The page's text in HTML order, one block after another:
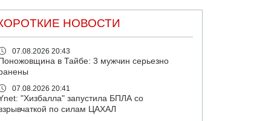
НОВОСТИ
07.08.2026 20:43
Поножовщина в Тайбе: 3 мужчин серьезно
07.08.2026 20:41
"Хизбалла" запустила БПЛА со
по силам ЦАХАЛ